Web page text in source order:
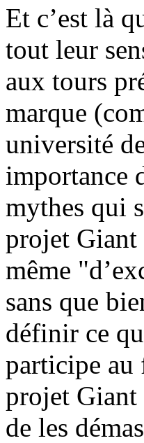
Et c’est là
tout leur
aux tours
marque
université
importance
mythes qui
projet Giant
même
sans que
définir ce
participe au
projet Giant
de les